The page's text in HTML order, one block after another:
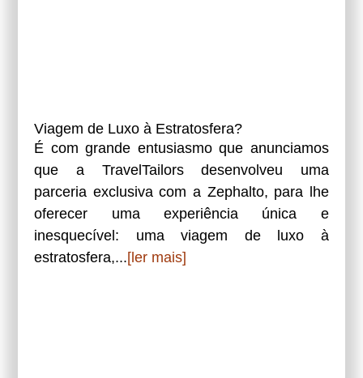
Viagem de Luxo à Estratosfera?
É com grande entusiasmo que anunciamos
que a TravelTailors desenvolveu uma
parceria exclusiva com a Zephalto, para lhe
oferecer uma experiência única e
inesquecível: uma viagem de luxo à
estratosfera,...[ler mais]